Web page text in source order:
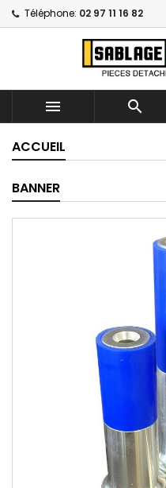
Téléphone: 02 97 11 16 82
 
ACCUEIL
BANNER